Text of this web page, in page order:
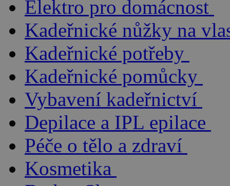
Elektro pro domácnost
Kadeřnické nůžky na
Kadeřnické potřeby
Kadeřnické pomůcky
Vybavení kadeřnictví
Depilace a IPL epilace
Péče o tělo a zdraví
Kosmetika